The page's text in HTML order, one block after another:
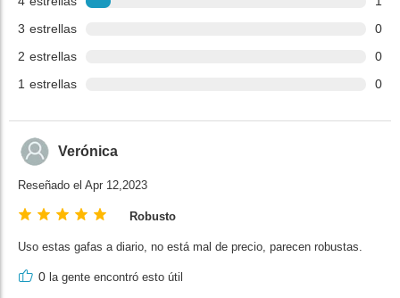
3 estrellas
0
2 estrellas
0
1 estrellas 0
Verónica
Reseñado el Apr 12,2023
Robusto
Uso estas gafas a diario, no está mal de precio, parecen robustas.
0 la gente encontró esto útil